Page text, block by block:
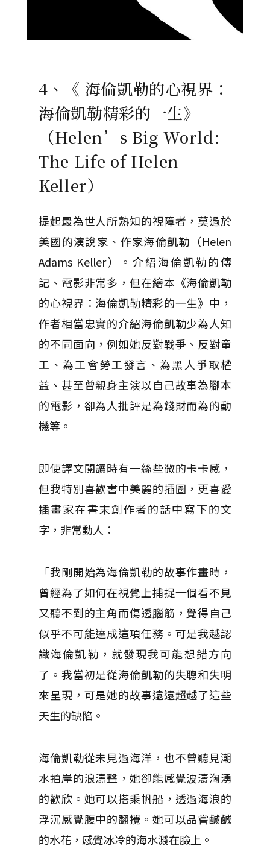
4、《 海倫凱勒的心視界：
海倫凱勒精彩的一生》
（Helen’s Big World:
The Life of Helen
Keller）
提起最為世人所熟知的視障者，莫過於
美國的演說家、作家海倫凱勒（Helen
Adams Keller）。介紹海倫凱勒的傳
記、電影非常多，但在繪本《海倫凱勒
的心視界：海倫凱勒精彩的一生》中，
作者相當忠實的介紹海倫凱勒少為人知
的不同面向，例如她反對戰爭、反對童
工、為工會勞工發言、為黑人爭取權
益、甚至曾親身主演以自己故事為腳本
的電影，卻為人批評是為錢財而為的動
機等。
即使譯文閱讀時有一絲些微的卡卡感，
但我特別喜歡書中美麗的插圖，更喜愛
插畫家在書末創作者的話中寫下的文
字，非常動人：
「我剛開始為海倫凱勒的故事作畫時，
曾經為了如何在視覺上捕捉一個看不見
又聽不到的主角而傷透腦筋，覺得自己
似乎不可能達成這項任務。可是我越認
識海倫凱勒，就發現我可能想錯方向
了。我當初是從海倫凱勒的失聰和失明
來呈現，可是她的故事遠遠超越了這些
天生的缺陷。
海倫凱勒從未見過海洋，也不曾聽見潮
水拍岸的浪濤聲，她卻能感覺波濤洶湧
的歡欣。她可以搭乘帆船，透過海浪的
浮沉感覺腹中的翻攪。她可以品嘗鹹鹹
的水花，感覺冰冷的海水濺在臉上。